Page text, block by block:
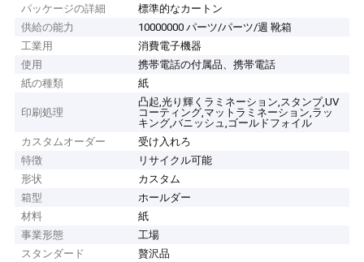
パッケージの詳細
標準的なカートン
供給の能力
10000000 パーツ/パーツ/週 靴箱
工業用
消費電子機器
使用
携帯電話の付属品、携帯電話
紙の種類
紙
印刷処理
凸起,光り輝くラミネーション,スタンプ,UV
コーティング,マットラミネーション,ラッ
キング,バニッシュ,ゴールドフォイル
カスタムオーダー
受け入れろ
特徴
リサイクル可能
形状
カスタム
箱型
ホールダー
材料
紙
事業形態
工場
スタンダード
贅沢品